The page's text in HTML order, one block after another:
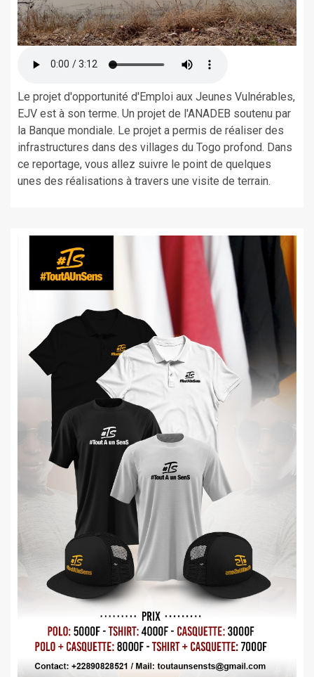
Le projet d'opportunité d'Emploi aux Jeunes Vulnérables,
EJV est à son terme. Un projet de l'ANADEB soutenu par
la Banque mondiale. Le projet a permis de réaliser des
infrastructures dans des villages du Togo profond. Dans
ce reportage, vous allez suivre le point de quelques
unes des réalisations à travers une visite de terrain.